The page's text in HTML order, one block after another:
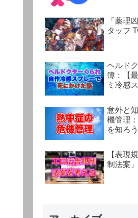
「薬理
タッフ
ヘルド
簿：【
ミ冷感
意外と
機管理
を知ろう
【表現
制法案